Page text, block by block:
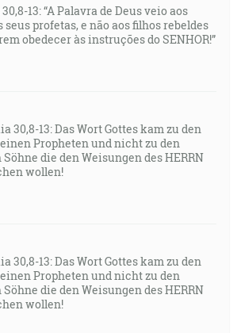
13: “A Palavra de Deus veio aos
seus profetas, e não aos filhos rebeldes
obedecer às instruções do SENHOR!”
30,8-13: Das Wort Gottes kam zu den
Propheten und nicht zu den
die den Weisungen des HERRN
wollen!
30,8-13: Das Wort Gottes kam zu den
Propheten und nicht zu den
die den Weisungen des HERRN
wollen!